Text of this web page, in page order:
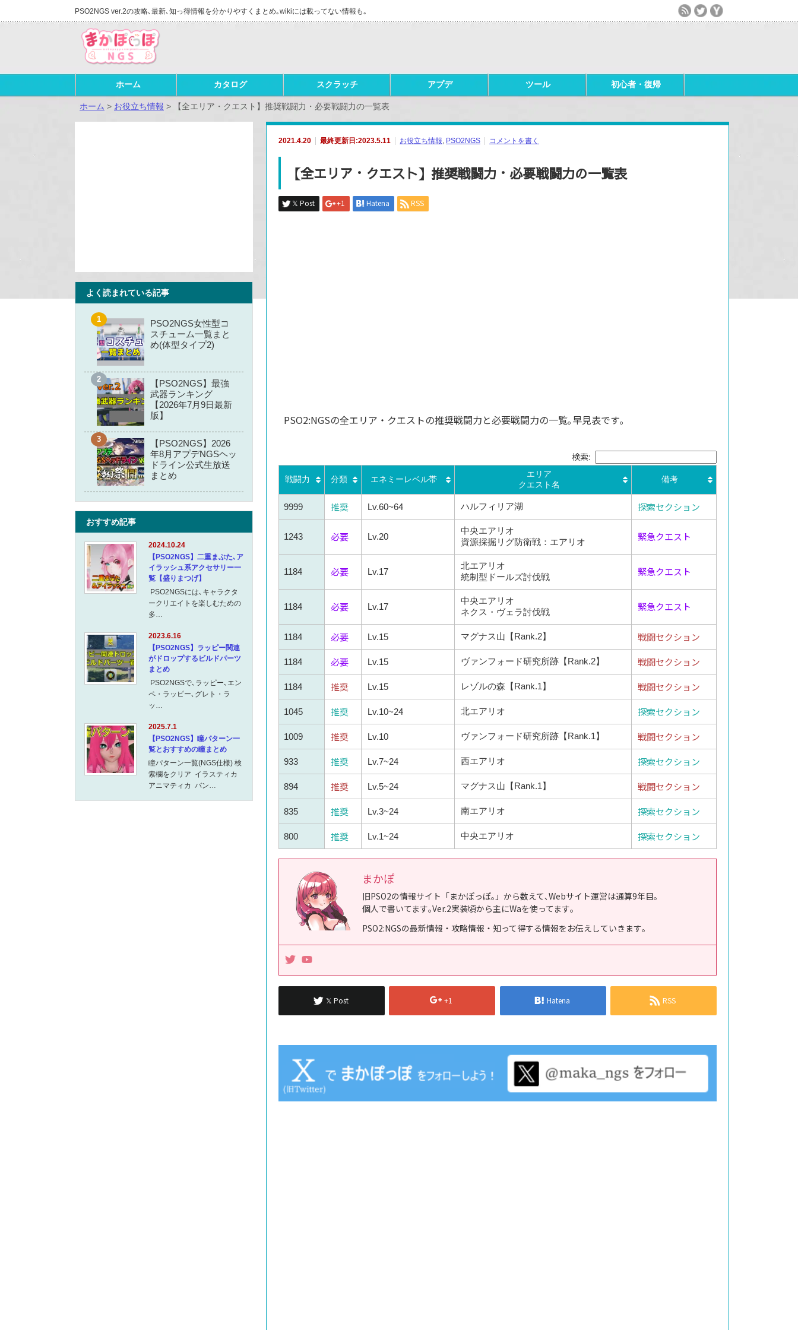
PSO2NGS ver.2の攻略､最新､知っ得情報を分かりやすくまとめ｡wikiには載ってない情報も｡
ホーム カタログ スクラッチ アプデ ツール 初心者・復帰
ホーム > お役立ち情報 > 【全エリア・クエスト】推奨戦闘力・必要戦闘力の一覧表
2021.4.20 最終更新日:2023.5.11 お役立ち情報, PSO2NGS コメントを書く
【全エリア・クエスト】推奨戦闘力・必要戦闘力の一覧表
𝕏 Post +1 Hatena RSS
PSO2:NGSの全エリア・クエストの推奨戦闘力と必要戦闘力の一覧｡早見表です｡
検索:
戦闘力 分類 エネミーレベル帯
エリア
クエスト名
備考
9999 推奨 Lv.60~64 ハルフィリア湖 探索セクション
1243 必要 Lv.20
中央エアリオ
資源採掘リグ防衛戦：エアリオ
緊急クエスト
1184 必要 Lv.17
北エアリオ
統制型ドールズ討伐戦
緊急クエスト
1184 必要 Lv.17
中央エアリオ
ネクス・ヴェラ討伐戦
緊急クエスト
1184 必要 Lv.15 マグナス山【Rank.2】 戦闘セクション
1184 必要 Lv.15 ヴァンフォード研究所跡【Rank.2】 戦闘セクション
1184 推奨 Lv.15 レゾルの森【Rank.1】 戦闘セクション
1045 推奨 Lv.10~24 北エアリオ 探索セクション
1009 推奨 Lv.10 ヴァンフォード研究所跡【Rank.1】 戦闘セクション
933 推奨 Lv.7~24 西エアリオ 探索セクション
894 推奨 Lv.5~24 マグナス山【Rank.1】 戦闘セクション
835 推奨 Lv.3~24 南エアリオ 探索セクション
800 推奨 Lv.1~24 中央エアリオ 探索セクション
まかぽ
旧PSO2の情報サイト「まかぽっぽ｡」から数えて､Webサイト運営は通算9年目｡
個人で書いてます｡Ver.2実装頃から主にWaを使ってます｡
PSO2:NGSの最新情報・攻略情報・知って得する情報をお伝えしていきます｡
𝕏 Post +1 Hatena RSS
よく読まれている記事
PSO2NGS女性型コ
スチューム一覧まと
め(体型タイプ2)
【PSO2NGS】最強
武器ランキング
【2026年7月9日最新
版】
【PSO2NGS】2026
年8月アプデNGSヘッ
ドライン公式生放送
まとめ
おすすめ記事
2024.10.24
【PSO2NGS】二重まぶた､ア
イラッシュ系アクセサリー一
覧【盛りまつげ】
PSO2NGSには､キャラクタ
ークリエイトを楽しむための
多…
2023.6.16
【PSO2NGS】ラッピー関連
がドロップするビルドパーツ
まとめ
PSO2NGSで､ラッピー､エン
ペ・ラッピー､グレト・ラ
ッ…
2025.7.1
【PSO2NGS】瞳パターン一
覧とおすすめの瞳まとめ
瞳パターン一覧(NGS仕様) 検
索欄をクリア イラスティカ
アニマティカ バン…